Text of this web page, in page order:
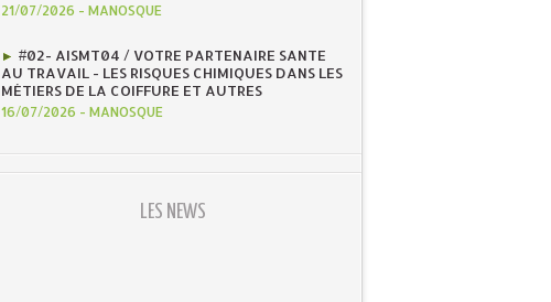
21/07/2026 - MANOSQUE
#02- AISMT04 / VOTRE PARTENAIRE SANTE
AU TRAVAIL - LES RISQUES CHIMIQUES DANS LES
MÉTIERS DE LA COIFFURE ET AUTRES
16/07/2026 - MANOSQUE
LES NEWS